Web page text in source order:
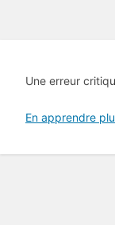
Une erreur
En apprendre